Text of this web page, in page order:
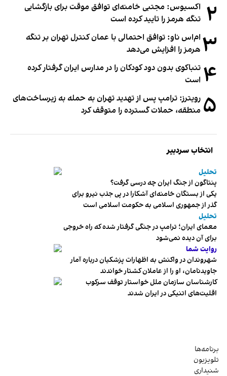
۲ اکسیوس: مجتبی خامنه‌ای توافق موقت برای بازگشایی
تنگه هرمز را تایید کرده است
۳ ام‌اس ناو: توافق احتمالی با عمان کنترل تهران بر تنگه
هرمز را افزایش می‌دهد
۴ تنباکوی بدون دود کودکان را در مدارس ایران گرفتار کرده
است
۵ رویترز: ترامپ پس از تهدید تهران به حمله به زیرساخت‌های
منطقه، حملات گسترده را متوقف کرد
انتخاب سردبیر
تحلیل
پنتاگون از جنگ ایران چه درسی گرفت؟
یکی از بستگان خامنه‌ای آشکارا در پی جذب نیرو برای
گذر از جمهوری اسلامی به حکومت اسلامی است
تحلیل
معمای ایران؛ ترامپ در جنگی گرفتار شده که راه خروجی
برای آن دیده نمی‌شود
روایت شما
شهروندان در واکنش به اظهارات پزشکیان درباره آمار
جاویدنامان، او را از عاملان کشتار خواندند
کارشناسان سازمان ملل خواستار توقف سرکوب
اقلیت‌های اتنیکی در ایران شدند
برنامه‌ها
تلویزیون
شنیداری